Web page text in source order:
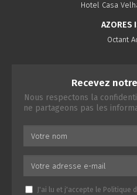
Hotel Casa
AZORES
Octant
Recevez
Nous respectons la
ne partageons pas les
J'ai lu et j'accepte le Politique